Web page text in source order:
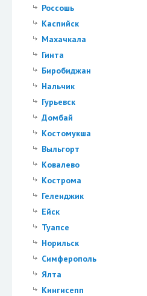
Россошь
Каспийск
Махачкала
Гинта
Биробиджан
Нальчик
Гурьевск
Домбай
Костомукша
Выльгорт
Ковалево
Кострома
Геленджик
Ейск
Туапсе
Норильск
Симферополь
Ялта
Кингисепп